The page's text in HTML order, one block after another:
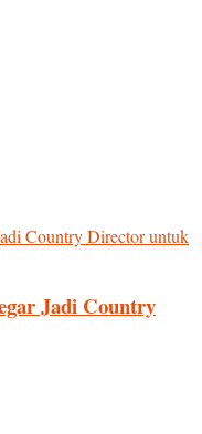
Jadi Country